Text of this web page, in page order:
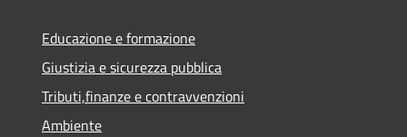
Educazione e formazione
Giustizia e sicurezza pubblica
Tributi,finanze e contravvenzioni
Ambiente